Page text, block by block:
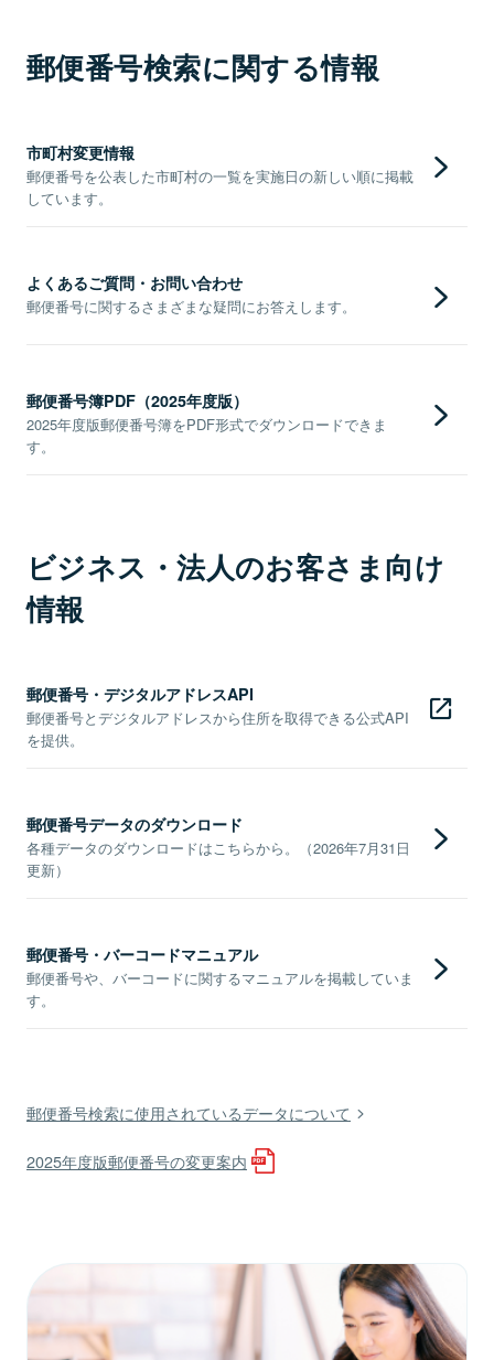
郵便番号検索に関する情報
市町村変更情報
郵便番号を公表した市町村の一覧を実施日の新しい順に掲載
しています。
よくあるご質問・お問い合わせ
郵便番号に関するさまざまな疑問にお答えします。
郵便番号簿PDF（2025年度版）
2025年度版郵便番号簿をPDF形式でダウンロードできま
す。
ビジネス・法人のお客さま向け
情報
郵便番号・デジタルアドレスAPI
郵便番号とデジタルアドレスから住所を取得できる公式API
を提供。
郵便番号データのダウンロード
各種データのダウンロードはこちらから。（2026年7月31日
更新）
郵便番号・バーコードマニュアル
郵便番号や、バーコードに関するマニュアルを掲載していま
す。
郵便番号検索に使用されているデータについて
2025年度版郵便番号の変更案内